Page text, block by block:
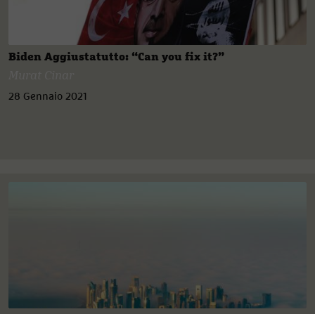
Biden Aggiustatutto: “Can you fix it?”
28 Gennaio 2021